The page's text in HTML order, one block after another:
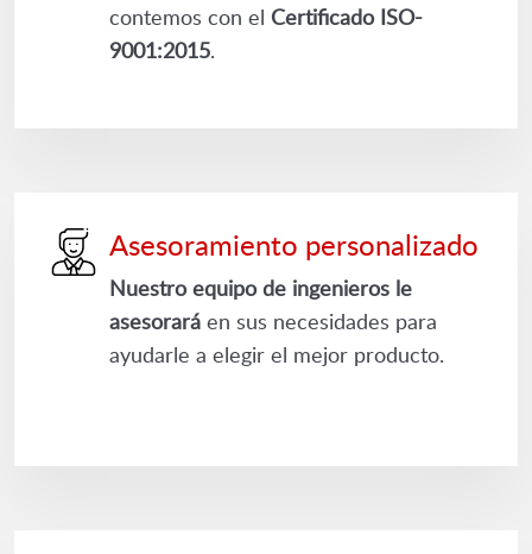
contemos con el Certificado ISO-
9001:2015.
Asesoramiento personalizado
Nuestro equipo de ingenieros le
asesorará en sus necesidades para
ayudarle a elegir el mejor producto.